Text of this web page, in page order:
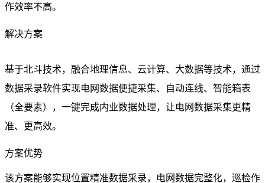
作效率不高。
解决方案
基于北斗技术，融合地理信息、云计算、大数据等技术，通过
数据采录软件实现电网数据便捷采集、自动连线、智能箱表
（全要素），一键完成内业数据处理，让电网数据采集更精
准、更高效。
方案优势
该方案能够实现位置精准数据采录，电网数据完整化，巡检作